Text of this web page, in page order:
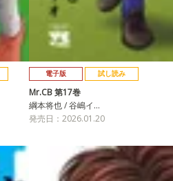
電子版 試し読み
Mr.CB 第17巻
綱本将也 / 谷嶋イ…
発売日：2026.01.20